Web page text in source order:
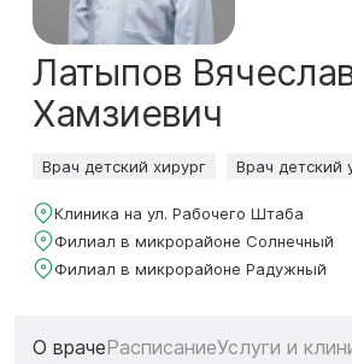
Латыпов
Хамзиевич
Врач детский хирург Врач детский
Клиника на ул. Рабочего Штаба
Филиал в микрорайоне Солнечный
Филиал в микрорайоне Радужный
О врачеРасписаниеУслуги и